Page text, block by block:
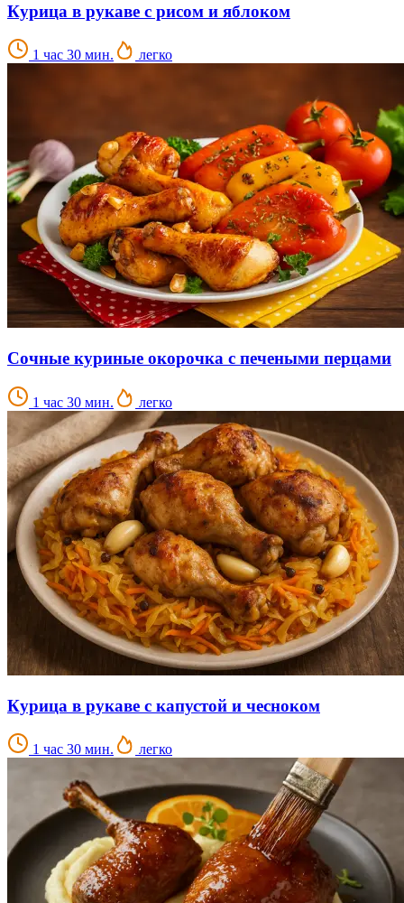
Курица в рукаве с рисом и яблоком
1 час 30 мин. легко
Сочные куриные окорочка с печеными перцами
1 час 30 мин. легко
Курица в рукаве с капустой и чесноком
1 час 30 мин. легко